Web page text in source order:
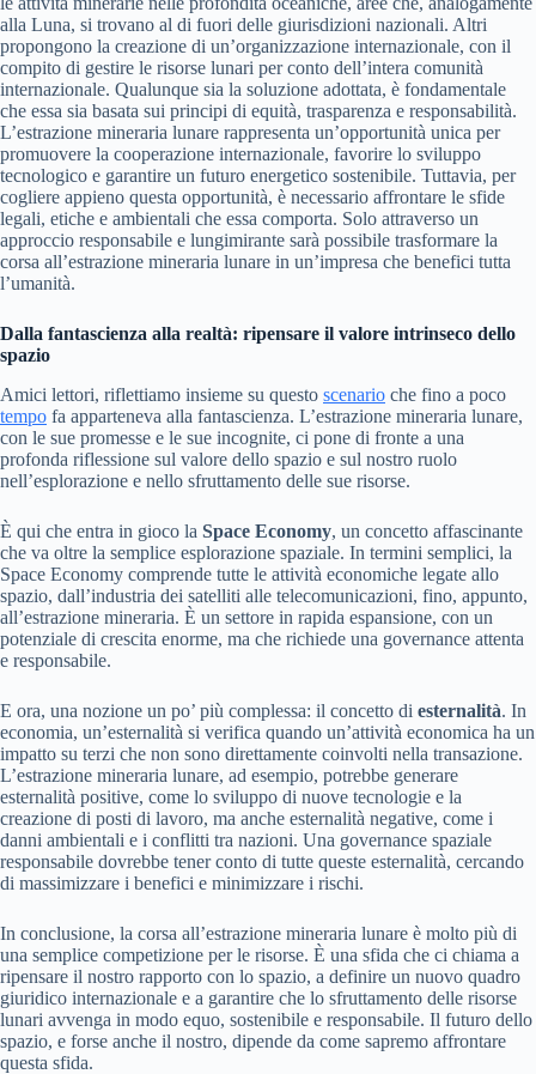
alla Luna, si trovano al di fuori delle giurisdizioni nazionali. Altri
propongono la creazione di un’organizzazione internazionale, con il
compito di gestire le risorse lunari per conto dell’intera comunità
internazionale. Qualunque sia la soluzione adottata, è fondamentale
che essa sia basata sui principi di equità, trasparenza e responsabilità.
L’estrazione mineraria lunare rappresenta un’opportunità unica per
promuovere la cooperazione internazionale, favorire lo sviluppo
tecnologico e garantire un futuro energetico sostenibile. Tuttavia, per
cogliere appieno questa opportunità, è necessario affrontare le sfide
legali, etiche e ambientali che essa comporta. Solo attraverso un
approccio responsabile e lungimirante sarà possibile trasformare la
corsa all’estrazione mineraria lunare in un’impresa che benefici tutta
l’umanità.
Dalla fantascienza alla realtà: ripensare il valore intrinseco dello
spazio
Amici lettori, riflettiamo insieme su questo scenario che fino a poco
tempo fa apparteneva alla fantascienza. L’estrazione mineraria lunare,
con le sue promesse e le sue incognite, ci pone di fronte a una
profonda riflessione sul valore dello spazio e sul nostro ruolo
nell’esplorazione e nello sfruttamento delle sue risorse.
È qui che entra in gioco la Space Economy, un concetto affascinante
che va oltre la semplice esplorazione spaziale. In termini semplici, la
Space Economy comprende tutte le attività economiche legate allo
spazio, dall’industria dei satelliti alle telecomunicazioni, fino, appunto,
all’estrazione mineraria. È un settore in rapida espansione, con un
potenziale di crescita enorme, ma che richiede una governance attenta
e responsabile.
E ora, una nozione un po’ più complessa: il concetto di esternalità. In
economia, un’esternalità si verifica quando un’attività economica ha un
impatto su terzi che non sono direttamente coinvolti nella transazione.
L’estrazione mineraria lunare, ad esempio, potrebbe generare
esternalità positive, come lo sviluppo di nuove tecnologie e la
creazione di posti di lavoro, ma anche esternalità negative, come i
danni ambientali e i conflitti tra nazioni. Una governance spaziale
responsabile dovrebbe tener conto di tutte queste esternalità, cercando
di massimizzare i benefici e minimizzare i rischi.
In conclusione, la corsa all’estrazione mineraria lunare è molto più di
una semplice competizione per le risorse. È una sfida che ci chiama a
ripensare il nostro rapporto con lo spazio, a definire un nuovo quadro
giuridico internazionale e a garantire che lo sfruttamento delle risorse
lunari avvenga in modo equo, sostenibile e responsabile. Il futuro dello
spazio, e forse anche il nostro, dipende da come sapremo affrontare
questa sfida.